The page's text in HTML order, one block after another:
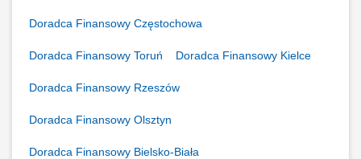
Doradca Finansowy Częstochowa
Doradca Finansowy Toruń Doradca Finansowy Kielce
Doradca Finansowy Rzeszów
Doradca Finansowy Olsztyn
Doradca Finansowy Bielsko-Biała